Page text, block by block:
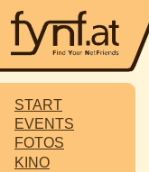
START
EVENTS
FOTOS
KINO